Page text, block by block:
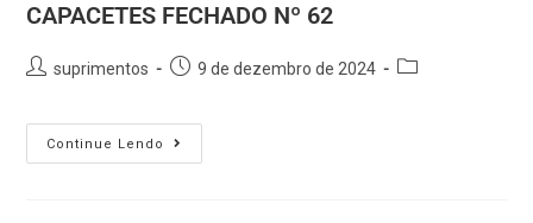
CAPACETES FECHADO Nº 62
suprimentos 9 de dezembro de 2024
Continue Lendo